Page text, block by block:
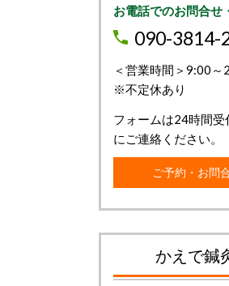
お電話でのお問合せ
090-3814-
＜営業時間＞9:00～
※不定休あり
フォームは24時間受
にご連絡ください。
ご予約・お問
かえで鍼